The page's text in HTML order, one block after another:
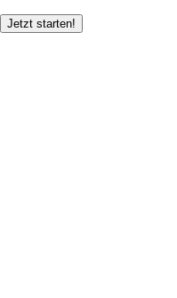
Jetzt starten!